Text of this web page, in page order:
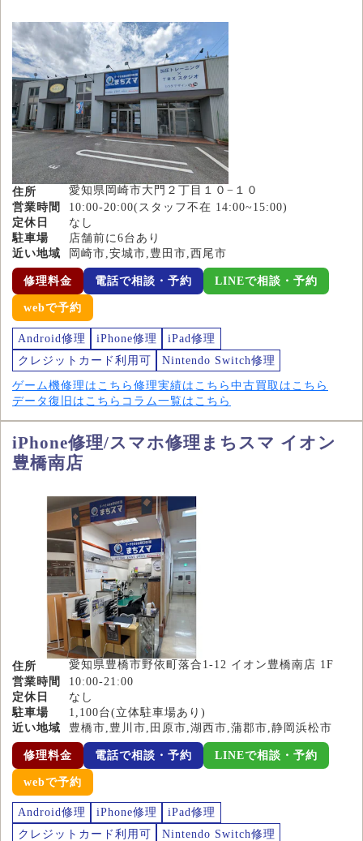
住所
愛知県岡崎市大門２丁目１０−１０
営業時間
10:00-20:00(スタッフ不在 14:00~15:00)
定休日
なし
駐車場
店舗前に6台あり
近い地域
岡崎市,安城市,豊田市,西尾市
修理料金 電話で相談・予約 LINEで相談・予約
webで予約
Android修理 iPhone修理
iPad修理
クレジットカード利用可
Nintendo Switch修理
ゲーム機修理はこちら 修理実績はこちら 中古買取はこちら
データ復旧はこちら コラム一覧はこちら
iPhone修理/スマホ修理まちスマ イオン
豊橋南店
住所
愛知県豊橋市野依町落合1-12 イオン豊橋南店 1F
営業時間
10:00-21:00
定休日
なし
駐車場
1,100台(立体駐車場あり)
近い地域
豊橋市,豊川市,田原市,湖西市,蒲郡市,静岡浜松市
修理料金 電話で相談・予約 LINEで相談・予約
webで予約
Android修理 iPhone修理
iPad修理
クレジットカード利用可
Nintendo Switch修理